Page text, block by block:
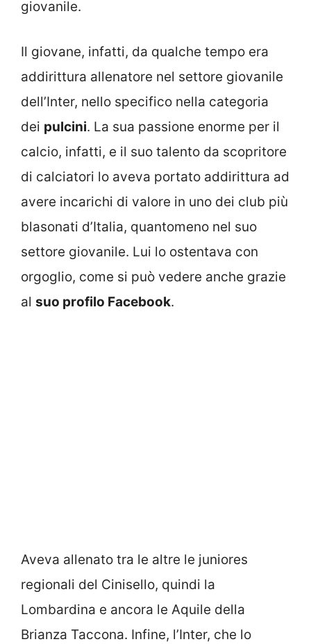
giovanile.
Il giovane, infatti, da qualche tempo era
addirittura allenatore nel settore giovanile
dell’Inter, nello specifico nella categoria
dei pulcini. La sua passione enorme per il
calcio, infatti, e il suo talento da scopritore
di calciatori lo aveva portato addirittura ad
avere incarichi di valore in uno dei club più
blasonati d’Italia, quantomeno nel suo
settore giovanile. Lui lo ostentava con
orgoglio, come si può vedere anche grazie
al suo profilo Facebook.
Aveva allenato tra le altre le juniores
regionali del Cinisello, quindi la
Lombardina e ancora le Aquile della
Brianza Taccona. Infine, l’Inter, che lo